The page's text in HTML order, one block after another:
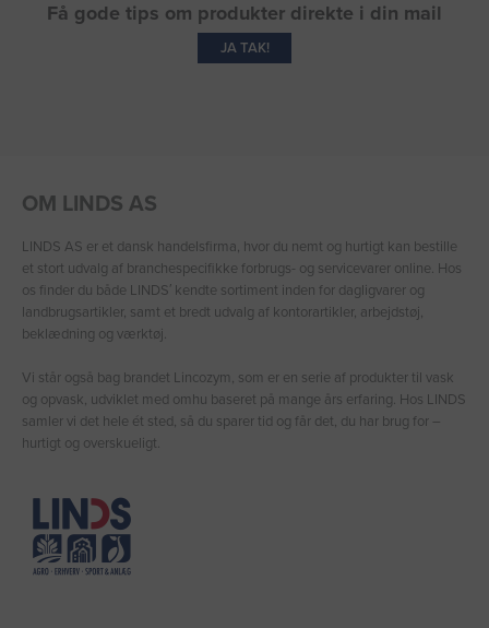
Få gode tips om produkter direkte i din mail
JA TAK!
OM LINDS AS
LINDS AS er et dansk handelsfirma, hvor du nemt og hurtigt kan bestille
et stort udvalg af branchespecifikke forbrugs- og servicevarer online. Hos
os finder du både LINDS′ kendte sortiment inden for dagligvarer og
landbrugsartikler, samt et bredt udvalg af kontorartikler, arbejdstøj,
beklædning og værktøj.
Vi står også bag brandet Lincozym, som er en serie af produkter til vask
og opvask, udviklet med omhu baseret på mange års erfaring. Hos LINDS
samler vi det hele ét sted, så du sparer tid og får det, du har brug for –
hurtigt og overskueligt.